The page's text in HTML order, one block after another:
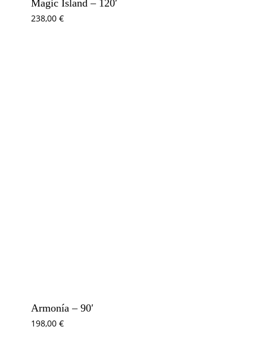
Magic Island – 120′
238,00 €
Armonía – 90′
198,00 €